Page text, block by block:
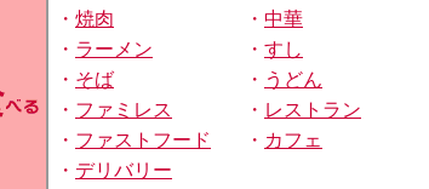
・ 焼肉 ・ 中華
・ ラーメン ・ すし
・ そば ・ うどん
・ ファミレス ・ レストラン
・ ファストフード ・ カフェ
・ デリバリー